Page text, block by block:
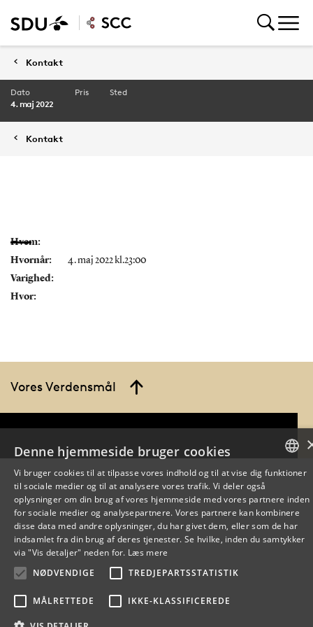
Kontakt
Dato
4. maj 2022
Pris Sted
Kontakt
Hvem:
Hvornår:
4. maj 2022 kl.23:00
Varighed:
Hvor:
Vores Verdensmål
ENGLISH
Denne hjemmeside bruger cookies
Vi bruger cookies til at tilpasse vores indhold og til at vise dig funktioner
til sociale medier og til at analysere vores trafik. Vi deler også
oplysninger om din brug af vores hjemmeside med vores partnere inden
for sociale medier og analysepartnere. Vores partnere kan kombinere
disse data med andre oplysninger, du har givet dem, eller som de har
indsamlet fra din brug af deres tjenester. Se hvilke, inden du samtykker
via "Vis detaljer" neden for. Læs mere
NØDVENDIGE
TREDJEPARTSSTATISTIK
MÅLRETTEDE IKKE-KLASSIFICEREDE